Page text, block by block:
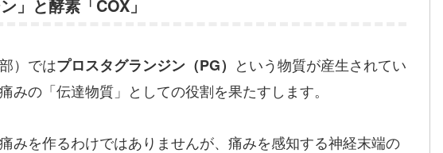
」と酵素「COX」
）ではプロスタグランジン（PG） という物質が産生されてい
みの「伝達物質」としての役割を果たすします。
みを作るわけではありませんが、痛みを感知する神経末端の